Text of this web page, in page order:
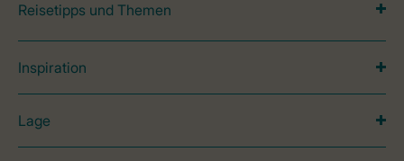
Reisetipps und Themen
Inspiration
Lage